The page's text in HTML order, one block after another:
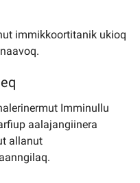
immikkoortitanik ukioq
Imminullu
aalajangiinera
allanut